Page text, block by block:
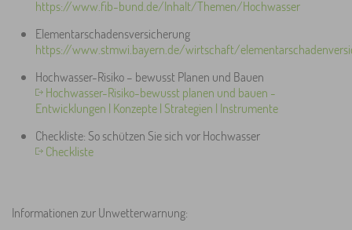
https://www.fib-bund.de/Inhalt/Themen/Hochwasser
Elementarschadensversicherung
https://www.stmwi.bayern.de/wirtschaft/
Hochwasser-Risiko – bewusst Planen und Bauen
Hochwasser-Risiko-bewusst planen und bauen -
Entwicklungen | Konzepte | Strategien | Instrumente
Checkliste: So schützen Sie sich vor Hochwasser
Checkliste
Informationen zur Unwetterwarnung: